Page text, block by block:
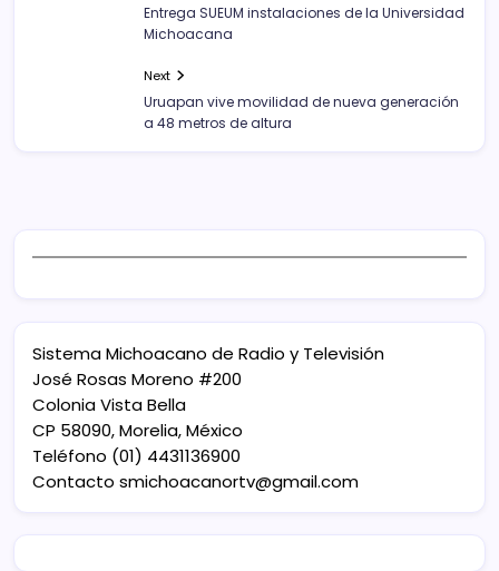
Entrega SUEUM instalaciones de la Universidad
Michoacana
Next
Uruapan vive movilidad de nueva generación
a 48 metros de altura
Sistema Michoacano de Radio y Televisión
José Rosas Moreno #200
Colonia Vista Bella
CP 58090, Morelia, México
Teléfono (01) 4431136900
Contacto smichoacanortv@gmail.com